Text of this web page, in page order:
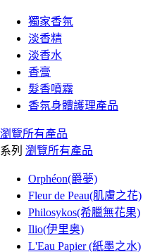
獨家香氛
淡香精
淡香水
香膏
髮香噴霧
香氛身體護理產品
瀏覽所有產品
系列 瀏覽所有產品
Orphéon(爵夢)
Fleur de Peau(肌膚之花)
Philosykos(希臘無花果)
Ilio(伊里奥)
L'Eau Papier (紙墨之水)